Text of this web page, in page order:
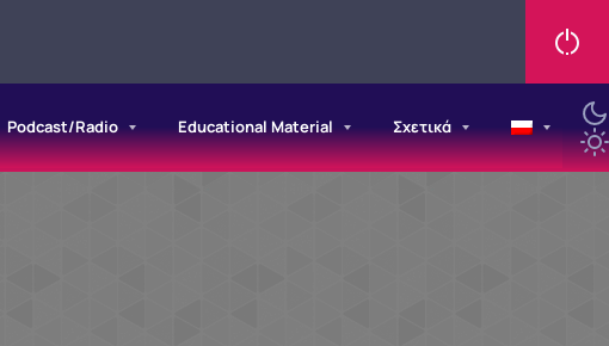
Podcast/Radio Educational Material Σχετικά